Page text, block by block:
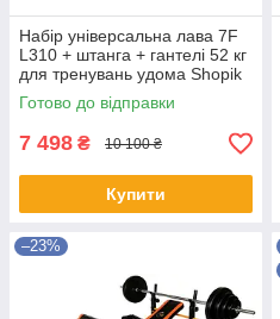
Набір універсальна лава 7F
L310 + штанга + гантелі 52 кг
для тренувань удома Shopik
Готово до відправки
7 498 ₴ 10 100 ₴
Купити
–23%